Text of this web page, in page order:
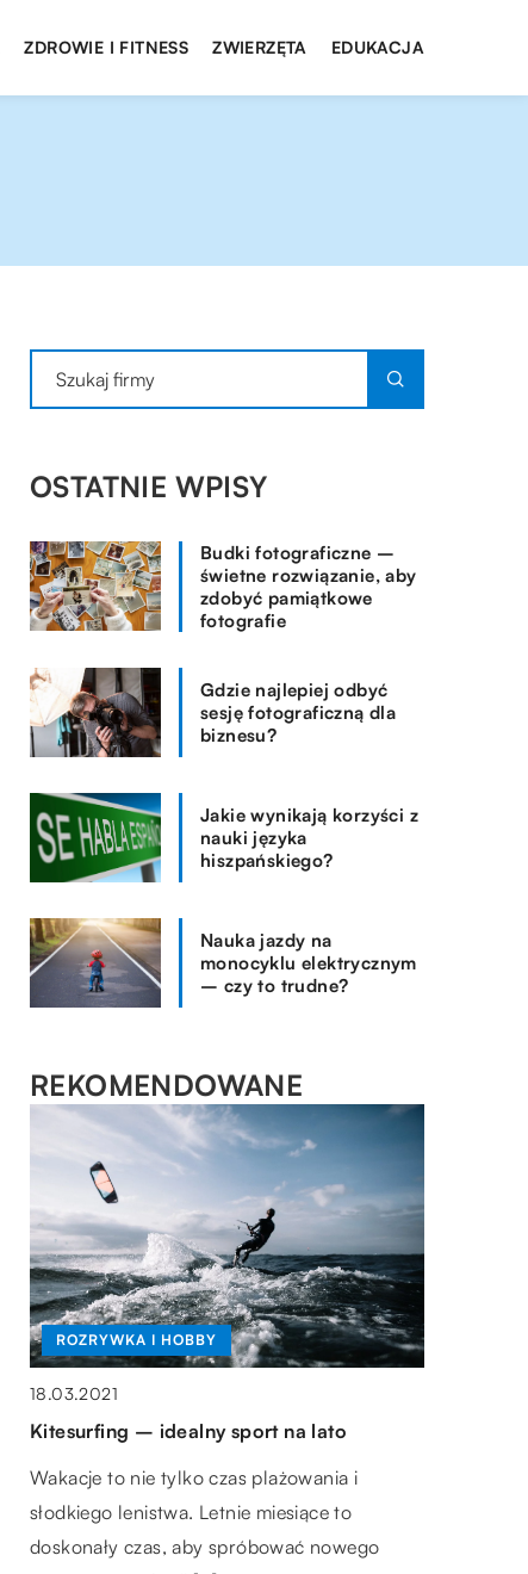
ZDROWIE I FITNESS ZWIERZĘTA EDUKACJA
OSTATNIE WPISY
Budki fotograficzne –
świetne rozwiązanie, aby
zdobyć pamiątkowe
fotografie
Gdzie najlepiej odbyć
sesję fotograficzną dla
biznesu?
Jakie wynikają korzyści z
nauki języka
hiszpańskiego?
Nauka jazdy na
monocyklu elektrycznym
– czy to trudne?
REKOMENDOWANE
FORMA I ZDROWIE
22.12.2019
Co to znaczy, że sok jest tłoczony?
Soki tłoczone są o wiele zdrowsze od
pozostałych dostępnych na rynku. Nie
zawierają konserwantów, cukrów, dodatku
ROZRYWKA I HOBBY
18.03.2021
Kitesurfing – idealny sport na lato
Wakacje to nie tylko czas plażowania i
słodkiego lenistwa. Letnie miesiące to
doskonały czas, aby spróbować nowego
MOTORYZACJA I TECHNOLOGIA
25.11.2021
Sprzedaż niesprawnego pojazdu – czy
Samochody to raczej wytrzymałe i odporne
na uszkodzenia maszyny, ale nawet w tych